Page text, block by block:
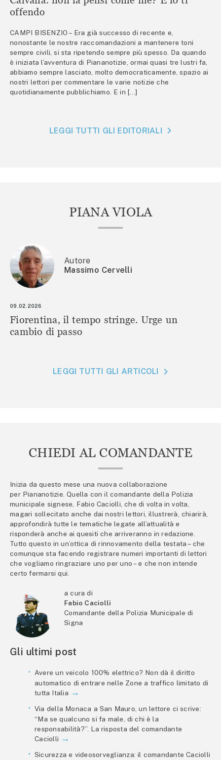
offendo
CAMPI BISENZIO – Era già successo di recente e,
nonostante le nostre raccomandazioni a mantenere toni
sempre civili, si sta ripetendo sempre più spesso. Da quando
è iniziata l’avventura di Piananotizie, ormai quasi tre lustri fa,
abbiamo sempre lasciato, molto democraticamente, spazio ai
nostri lettori per commentare le varie notizie che
quotidianamente pubblichiamo. E in […]
LEGGI TUTTI GLI EDITORIALI
PIANA VIOLA
Autore
Massimo Cervelli
09.02.2026
Fiorentina, il tempo stringe. Urge un
cambio di passo
LEGGI TUTTI GLI ARTICOLI
CHIEDI AL COMANDANTE
Inizia da questo mese una nuova collaborazione
per Piananotizie. Quella con il comandante della Polizia
municipale signese, Fabio Caciolli, che di volta in volta,
magari sollecitato anche dai nostri lettori, illustrerà, chiarirà,
approfondirà tutte le tematiche legate all’attualità e
risponderà anche ai quesiti che arriveranno in redazione.
Tutto questo in un’ottica di rinnovamento della testata – che
comunque sta facendo registrare numeri importanti di lettori
che vogliamo ringraziare uno per uno – e che non intende
certo fermarsi qui.
a cura di
Fabio Caciolli
Comandante della Polizia Municipale di
Signa
Gli ultimi post
Avere un veicolo 100% elettrico? Non dà il diritto
automatico di entrare nelle Zone a traffico limitato di
tutta Italia
Via della Monaca a San Mauro, un lettore ci scrive:
“Ma se qualcuno si fa male, di chi è la
responsabilità?”. La risposta del comandante
Caciolli
Sicurezza e videosorveglianza: il comandante Caciolli